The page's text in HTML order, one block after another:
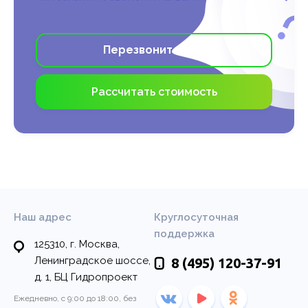
Узнать подробнее >
Перезвоните мне
Рассчитать стоимость
Наш адрес
125310, г. Москва,
Ленинградское шоссе,
д. 1, БЦ Гидропроект
Ежедневно, с 9:00 до 18:00, без
Круглосуточная
поддержка
8 (495) 120-37-91